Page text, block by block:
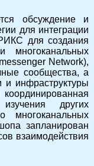
обсуждение и
для интеграции
для создания
многоканальных
Network),
сообщества, а
и инфраструктуры
других
многоканальных
запланирован
взаимодействия